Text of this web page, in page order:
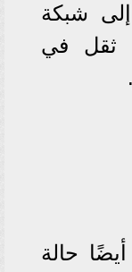
شبكة
ثقل في
حالة